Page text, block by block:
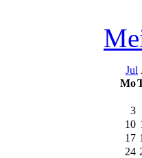
Jul
Mo
3
10
17
24